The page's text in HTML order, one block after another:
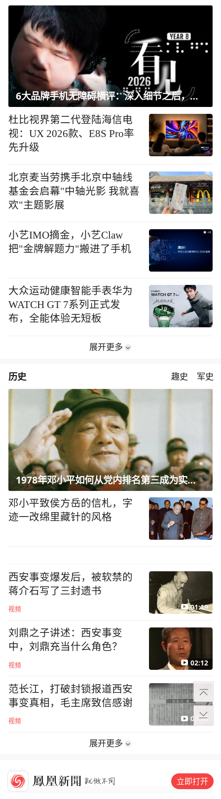
6大品牌手机无障碍横评：深入细节之后，似乎只有苹果能挺住？｜ 看见2026
杜比视界第二代登陆海信电
视：UX 2026款、E8S Pro率
先升级
北京麦当劳携手北京中轴线
基金会启幕"中轴光影 我就喜
欢"主题影展
小艺IMO摘金，小艺Claw
把"金牌解题力"搬进了手机
大众运动健康智能手表华为
WATCH GT 7系列正式发
布，全能体验无短板
展开更多
历史 趣史 军史
1978年邓小平如何从党内排名第三成为实际核心？
邓小平致侯方岳的信札，字
迹一改绵里藏针的风格
西安事变爆发后，被软禁的
蒋介石写了三封遗书
视频 01:19
刘鼎之子讲述：西安事变
中，刘鼎充当什么角色？
视频 02:12
范长江，打破封锁报道西安
事变真相，毛主席致信感谢
视频 03:56
展开更多
社会
立即打开